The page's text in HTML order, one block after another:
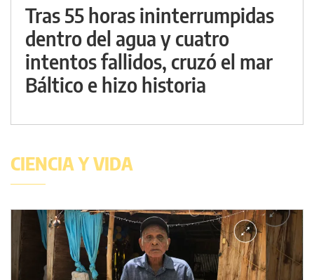
Tras 55 horas ininterrumpidas
dentro del agua y cuatro
intentos fallidos, cruzó el mar
Báltico e hizo historia
CIENCIA Y VIDA